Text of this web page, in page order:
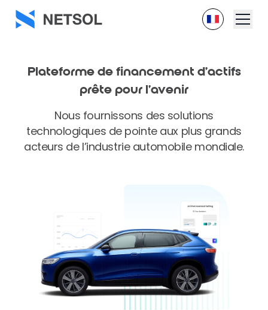
Plateforme de financement d’actifs
prête pour l’avenir
Nous fournissons des solutions
technologiques de pointe aux plus grands
acteurs de l’industrie automobile mondiale.